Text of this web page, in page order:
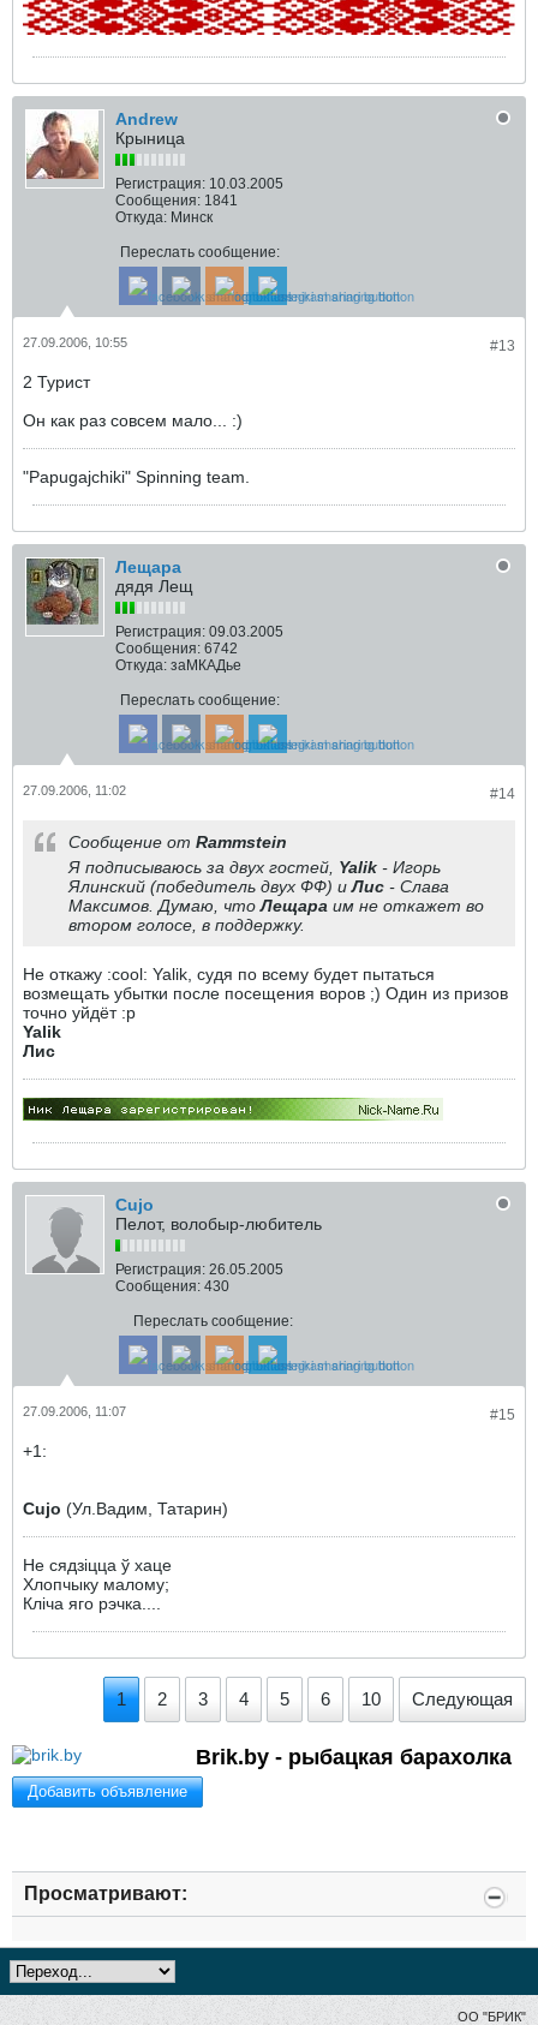
Andrew
Крыница
Регистрация: 10.03.2005
Сообщения: 1841
Откуда: Минск
Переслать сообщение:
#13
27.09.2006, 10:55
2 Турист
Он как раз совсем мало... :)
"Papugajchiki" Spinning team.
Лещара
дядя Лещ
Регистрация: 09.03.2005
Сообщения: 6742
Откуда: заМКАДье
Переслать сообщение:
#14
27.09.2006, 11:02
Сообщение от Rammstein
Я подписываюсь за двух гостей, Yalik - Игорь
Ялинский (победитель двух ФФ) иЛис - Слава
Максимов. Думаю, чтоЛещара им не откажет во
втором голосе, в поддержку.
Не откажу :cool: Yalik, судя по всему будет пытаться
возмещать убытки после посещения воров ;) Один из призов
точно уйдёт :p
Yalik
Лис
Cujo
Пелот, волобыр-любитель
Регистрация: 26.05.2005
Сообщения: 430
Переслать сообщение:
#15
27.09.2006, 11:07
+1:
Cujo (Ул.Вадим, Татарин)
Не сядзіцца ў хаце
Хлопчыку малому;
Кліча яго рэчка....
1 2 3 4 5 6 10 Следующая
Brik.by - рыбацкая барахолка
Добавить объявление
Просматривают:
ОО "БРИК"